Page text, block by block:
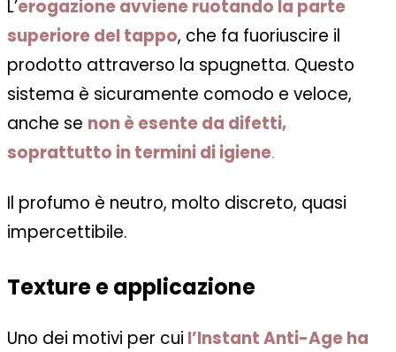
L’erogazione avviene ruotando la parte
superiore del tappo, che fa fuoriuscire il
prodotto attraverso la spugnetta. Questo
sistema è sicuramente comodo e veloce,
anche se non è esente da difetti,
soprattutto in termini di igiene.
Il profumo è neutro, molto discreto, quasi
impercettibile.
Texture e applicazione
Uno dei motivi per cui l’Instant Anti-Age ha